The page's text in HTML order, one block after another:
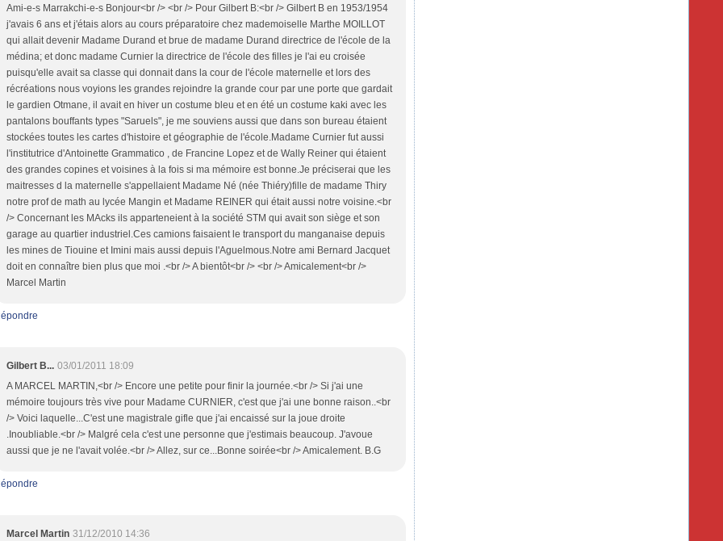
Ami-e-s Marrakchi-e-s Bonjour<br /> <br /> Pour Gilbert B:<br /> Gilbert B en 1953/1954
j'avais 6 ans et j'étais alors au cours préparatoire chez mademoiselle Marthe MOILLOT
qui allait devenir Madame Durand et brue de madame Durand directrice de l'école de la
médina; et donc madame Curnier la directrice de l'école des filles je l'ai eu croisée
puisqu'elle avait sa classe qui donnait dans la cour de l'école maternelle et lors des
récréations nous voyions les grandes rejoindre la grande cour par une porte que gardait
le gardien Otmane, il avait en hiver un costume bleu et en été un costume kaki avec les
pantalons bouffants types "Saruels", je me souviens aussi que dans son bureau étaient
stockées toutes les cartes d'histoire et géographie de l'école.Madame Curnier fut aussi
l'institutrice d'Antoinette Grammatico , de Francine Lopez et de Wally Reiner qui étaient
des grandes copines et voisines à la fois si ma mémoire est bonne.Je préciserai que les
maitresses d la maternelle s'appellaient Madame Né (née Thiéry)fille de madame Thiry
notre prof de math au lycée Mangin et Madame REINER qui était aussi notre voisine.<br
/> Concernant les MAcks ils apparteneient à la société STM qui avait son siège et son
garage au quartier industriel.Ces camions faisaient le transport du manganaise depuis
les mines de Tiouine et Imini mais aussi depuis l'Aguelmous.Notre ami Bernard Jacquet
doit en connaître bien plus que moi .<br /> A bientôt<br /> <br /> Amicalement<br />
Marcel Martin
Gilbert B... 03/01/2011 18:09
A MARCEL MARTIN,<br /> Encore une petite pour finir la journée.<br /> Si j'ai une
mémoire toujours très vive pour Madame CURNIER, c'est que j'ai une bonne raison..<br
/> Voici laquelle...C'est une magistrale gifle que j'ai encaissé sur la joue droite
.Inoubliable.<br /> Malgré cela c'est une personne que j'estimais beaucoup. J'avoue
aussi que je ne l'avait volée.<br /> Allez, sur ce...Bonne soirée<br /> Amicalement. B.G
Marcel Martin 31/12/2010 14:36